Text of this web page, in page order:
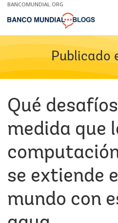
Skip
Main
BANCOMUNDIAL.ORG
Publicado
Qué
medida que
se extiende
mundo con